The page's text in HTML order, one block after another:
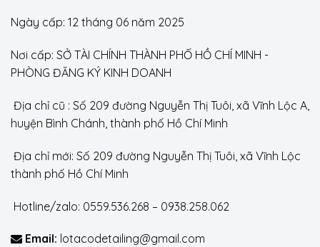
Ngày cấp: 12 tháng 06 năm 2025
Nơi cấp: SỞ TÀI CHÍNH THÀNH PHỐ HỒ CHÍ MINH -
PHÒNG ĐĂNG KÝ KINH DOANH
Địa chỉ cũ : Số 209 đường Nguyễn Thị Tuôi, xã Vĩnh Lộc A,
huyện Bình Chánh, thành phố Hồ Chí Minh
Địa chỉ mới: Số 209 đường Nguyễn Thị Tuôi, xã Vĩnh Lộc
thành phố Hồ Chí Minh
Hotline/zalo: 0559.536.268 – 0938.258.062
Email: lotacodetailing@gmail.com